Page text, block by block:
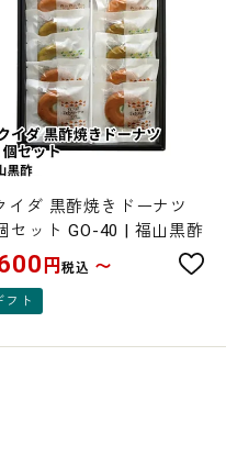
イダ 黒酢焼きドーナツ
セット GO-40 | 福山黒酢
円税込 〜
フト